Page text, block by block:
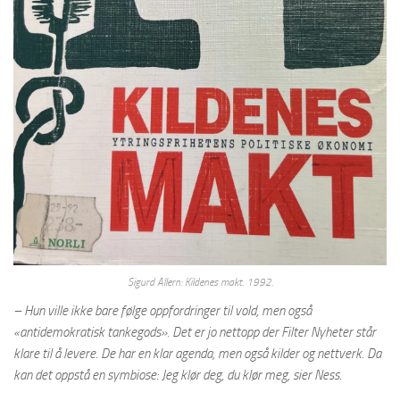
Sigurd Allern: Kildenes makt. 1992.
– Hun ville ikke bare følge oppfordringer til vold, men også
«antidemokratisk tankegods». Det er jo nettopp der Filter Nyheter står
klare til å levere. De har en klar agenda, men også kilder og nettverk. Da
kan det oppstå en symbiose: Jeg klør deg, du klør meg, sier Ness.